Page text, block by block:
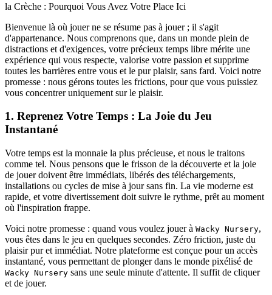
la Crèche : Pourquoi Vous Avez Votre Place Ici
Bienvenue là où jouer ne se résume pas à jouer ; il s'agit
d'appartenance. Nous comprenons que, dans un monde plein de
distractions et d'exigences, votre précieux temps libre mérite une
expérience qui vous respecte, valorise votre passion et supprime
toutes les barrières entre vous et le pur plaisir, sans fard. Voici notre
promesse : nous gérons toutes les frictions, pour que vous puissiez
vous concentrer uniquement sur le plaisir.
1. Reprenez Votre Temps : La Joie du Jeu
Instantané
Votre temps est la monnaie la plus précieuse, et nous le traitons
comme tel. Nous pensons que le frisson de la découverte et la joie
de jouer doivent être immédiats, libérés des téléchargements,
installations ou cycles de mise à jour sans fin. La vie moderne est
rapide, et votre divertissement doit suivre le rythme, prêt au moment
où l'inspiration frappe.
Voici notre promesse : quand vous voulez jouer à Wacky Nursery,
vous êtes dans le jeu en quelques secondes. Zéro friction, juste du
plaisir pur et immédiat. Notre plateforme est conçue pour un accès
instantané, vous permettant de plonger dans le monde pixélisé de
Wacky Nursery sans une seule minute d'attente. Il suffit de cliquer
et de jouer.